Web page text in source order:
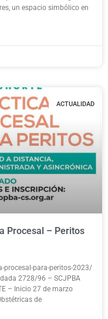
un espacio simbólico en
ACTUALIDAD
Procesal – Peritos
procesal-para-peritos-2023/
2728/96 – SCJPBA
– Inicio 27 de marzo
de